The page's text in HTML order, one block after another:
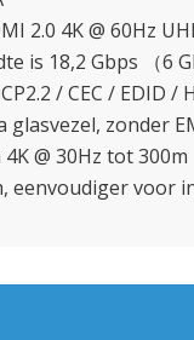
2.0 4K @ 60Hz
is 18,2 Gbps （6
/ CEC / EDID /
glasvezel, zonder
@ 30Hz tot 300m
eenvoudiger voor